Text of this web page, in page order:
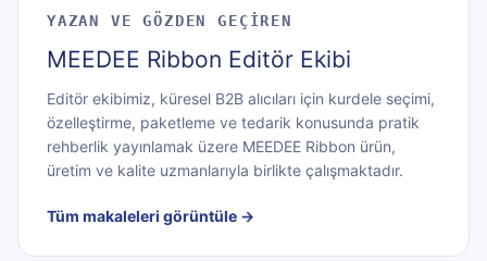
YAZAN VE GÖZDEN GEÇIREN
MEEDEE Ribbon Editör Ekibi
Editör ekibimiz, küresel B2B alıcıları için kurdele seçimi,
özelleştirme, paketleme ve tedarik konusunda pratik
rehberlik yayınlamak üzere MEEDEE Ribbon ürün,
üretim ve kalite uzmanlarıyla birlikte çalışmaktadır.
Tüm makaleleri görüntüle →